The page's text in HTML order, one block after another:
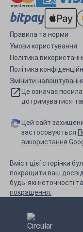
Правила та норми
Умови користування
Політика
Політика
Змінити
Це означає
дотримуватися
Цей сайт
застосовуються
використання
Вміст цієї сторінки
покращити ваш
будь-які неточності
покращення.